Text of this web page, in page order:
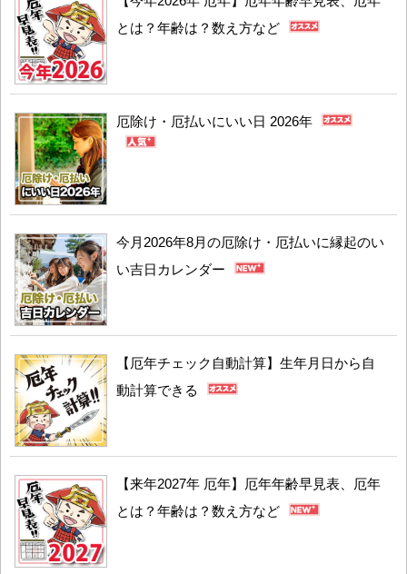
とは？年齢は？数え方など
厄除け・厄払いにいい日 2026年
今月2026年8月の厄除け・厄払いに縁起のい
い吉日カレンダー
【厄年チェック自動計算】生年月日から自
動計算できる
【来年2027年 厄年】厄年年齢早見表、厄年
とは？年齢は？数え方など